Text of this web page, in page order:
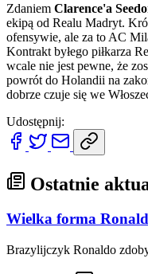
Zdaniem Clarence'a
ekipą od Realu Madryt.
ofensywie, ale za to AC
Kontrakt byłego piłkarza
wcale nie jest pewne, że
powrót do Holandii na
dobrze czuje się we
Udostępnij:
Ostatnie
Wielka forma
Brazylijczyk Ronaldo